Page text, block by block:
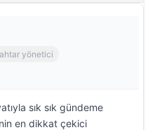
yönetici
sık sık gündeme
en dikkat çekici